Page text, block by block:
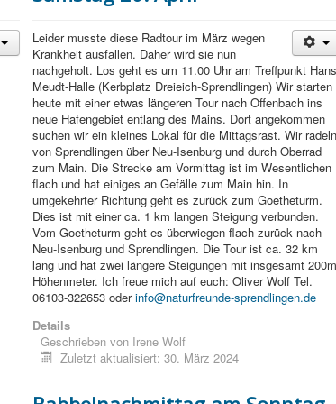
Leider musste diese Radtour im März wegen
Krankheit ausfallen. Daher wird sie nun
nachgeholt. Los geht es um 11.00 Uhr am Treffpunkt
Meudt-Halle (Kerbplatz Dreieich-Sprendlingen) Wir starten
heute mit einer etwas längeren Tour nach Offenbach ins
neue Hafengebiet entlang des Mains. Dort angekommen
suchen wir ein kleines Lokal für die Mittagsrast. Wir radeln
von Sprendlingen über Neu-Isenburg und durch Oberrad
zum Main. Die Strecke am Vormittag ist im Wesentlichen
flach und hat einiges an Gefälle zum Main hin. In
umgekehrter Richtung geht es zurück zum Goetheturm.
Dies ist mit einer ca. 1 km langen Steigung verbunden.
Vom Goetheturm geht es überwiegen flach zurück nach
Neu-Isenburg und Sprendlingen. Die Tour ist ca. 32 km
lang und hat zwei längere Steigungen mit insgesamt 200m
Höhenmeter. Ich freue mich auf euch: Oliver Wolf Tel.
06103-322653 oderinfo@naturfreunde-sprendlingen.de
Details
Geschrieben von Irene Wolf
Zuletzt aktualisiert: 30. März 2024